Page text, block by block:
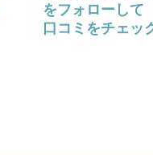
をフォローして
口コミをチェッ